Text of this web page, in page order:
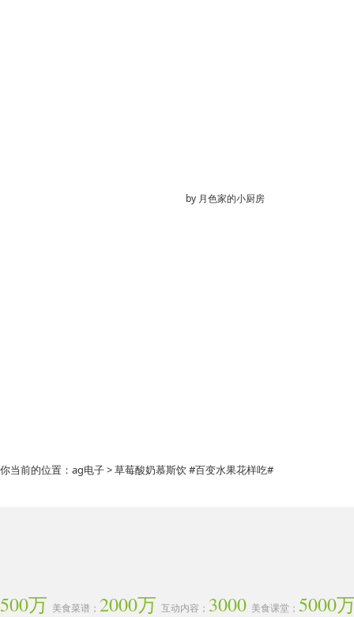
by 月色家的小厨房
你当前的位置： ag电子> 草莓酸奶慕斯饮 #百变水果花样吃#
500万 美食菜谱； 2000万 互动内容； 3000 美食课堂； 5000